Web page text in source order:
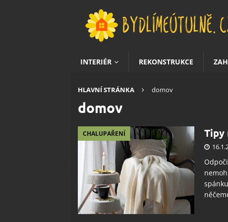
INTERIÉR REKONSTRUKCE
HLAVNÍ STRÁNKA domov
domov
CHALUPAŘENÍ Tipy